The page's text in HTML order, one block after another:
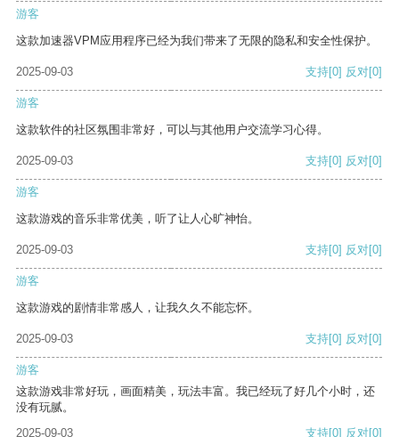
游客
这款加速器VPM应用程序已经为我们带来了无限的隐私和安全性保护。
2025-09-03 支持[0] 反对[0]
游客
这款软件的社区氛围非常好，可以与其他用户交流学习心得。
2025-09-03 支持[0] 反对[0]
游客
这款游戏的音乐非常优美，听了让人心旷神怡。
2025-09-03 支持[0] 反对[0]
游客
这款游戏的剧情非常感人，让我久久不能忘怀。
2025-09-03 支持[0] 反对[0]
游客
这款游戏非常好玩，画面精美，玩法丰富。我已经玩了好几个小时，还
没有玩腻。
2025-09-03
支持[0] 反对[0]